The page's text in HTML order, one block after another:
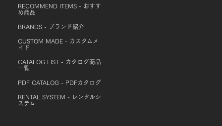
RECOMMEND ITEMS - おすす
め商品
BRANDS - ブランド紹介
CUSTOM MADE - カスタムメ
イド
CATALOG LIST - カタログ商品
一覧
PDF CATALOG - PDFカタログ
RENTAL SYSTEM - レンタルシ
ステム